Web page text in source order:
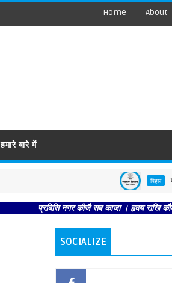
Home About
हमारे बारे में
बिहार पटना :
प्रबिसि नगर कीजै सब काजा । हृदय राखि कौशलपुर
SOCIALIZE